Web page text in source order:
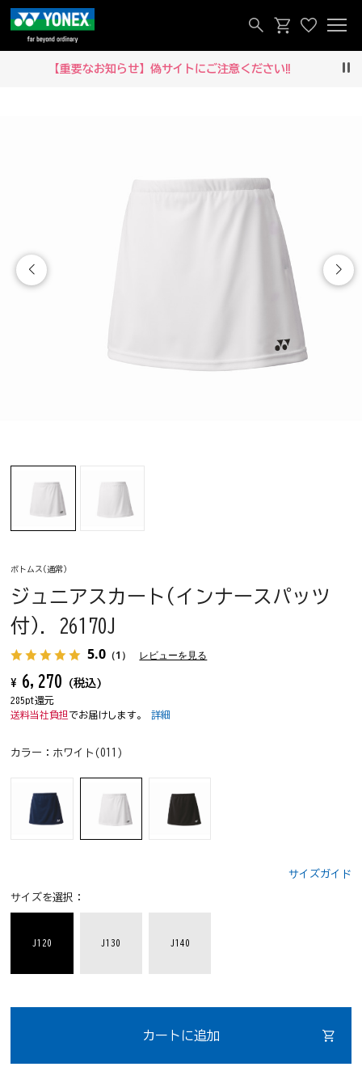
らせ】偽サイトにご注意ください‼
ボトムス(通常)
ジュニアスカート(インナースパッツ
付). 26170J
5.0 （1） レビューを見る
¥ 6,270 (税込)
285pt還元
送料当社負担 でお届けします。詳細
カラー： ホワイト(011)
サイズガイド
サイズを選択：
J120 J130 J140
カートに追加